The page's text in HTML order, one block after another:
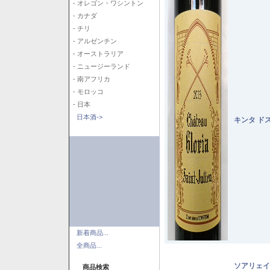
- オレゴン・ワシントン
- カナダ
- チリ
- アルゼンチン
- オーストラリア
- ニュージーランド
- 南アフリカ
- モロッコ
- 日本
日本酒->
新着商品...
全商品...
商品検索
キンタ ド
ソアリェ